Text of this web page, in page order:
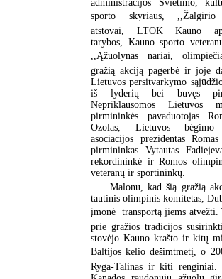
administracijos Švietimo,
sporto skyriaus,
atstovai, LTOK Kauno
tarybos, Kauno sporto
,,Ąžuolynas nariai,
gražią akciją pagerbė ir joje
Lietuvos persitvarkymo
iš lyderių bei buvęs
Nepriklausomos Lietuvos
pirmininkės pavaduotojas
Ozolas, Lietuvos
asociacijos prezidentas
pirmininkas Vytautas
rekordininkė ir Romos
veteranų ir sportininkų.
Malonu, kad šią gražią
tautinis olimpinis komitetas,
įmonė  transportą jiems
prie gražios tradicijos
stovėjo Kauno krašto ir kitų
Baltijos kelio dešimtmetį, o
Ryga-Talinas ir kiti renginiai.